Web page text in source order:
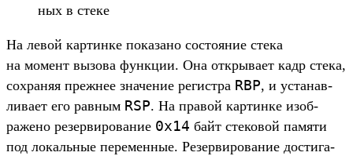
ных в сте­ке
На левой кар­тинке показа­но сос­тояние сте­ка
на момент вызова фун­кции. Она откры­вает кадр сте­ка,
сох­раняя преж­нее зна­чение регис­тра RBP, и уста­нав­
лива­ет его рав­ным RSP. На пра­вой кар­тинке изоб­
ражено резер­вирова­ние 0x14 байт сте­ковой памяти
под локаль­ные перемен­ные. Резер­вирова­ние дос­тига­